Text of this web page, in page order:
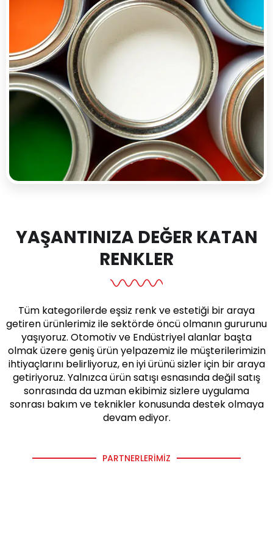
YAŞANTINIZA DEĞER KATAN
RENKLER
Tüm kategorilerde eşsiz renk ve estetiği bir araya
getiren ürünlerimiz ile sektörde öncü olmanın gururunu
yaşıyoruz. Otomotiv ve Endüstriyel alanlar başta
olmak üzere geniş ürün yelpazemiz ile müşterilerimizin
ihtiyaçlarını belirliyoruz, en iyi ürünü sizler için bir araya
getiriyoruz. Yalnızca ürün satışı esnasında değil satış
sonrasında da uzman ekibimiz sizlere uygulama
sonrası bakım ve teknikler konusunda destek olmaya
devam ediyor.
PARTNERLERIMIZ